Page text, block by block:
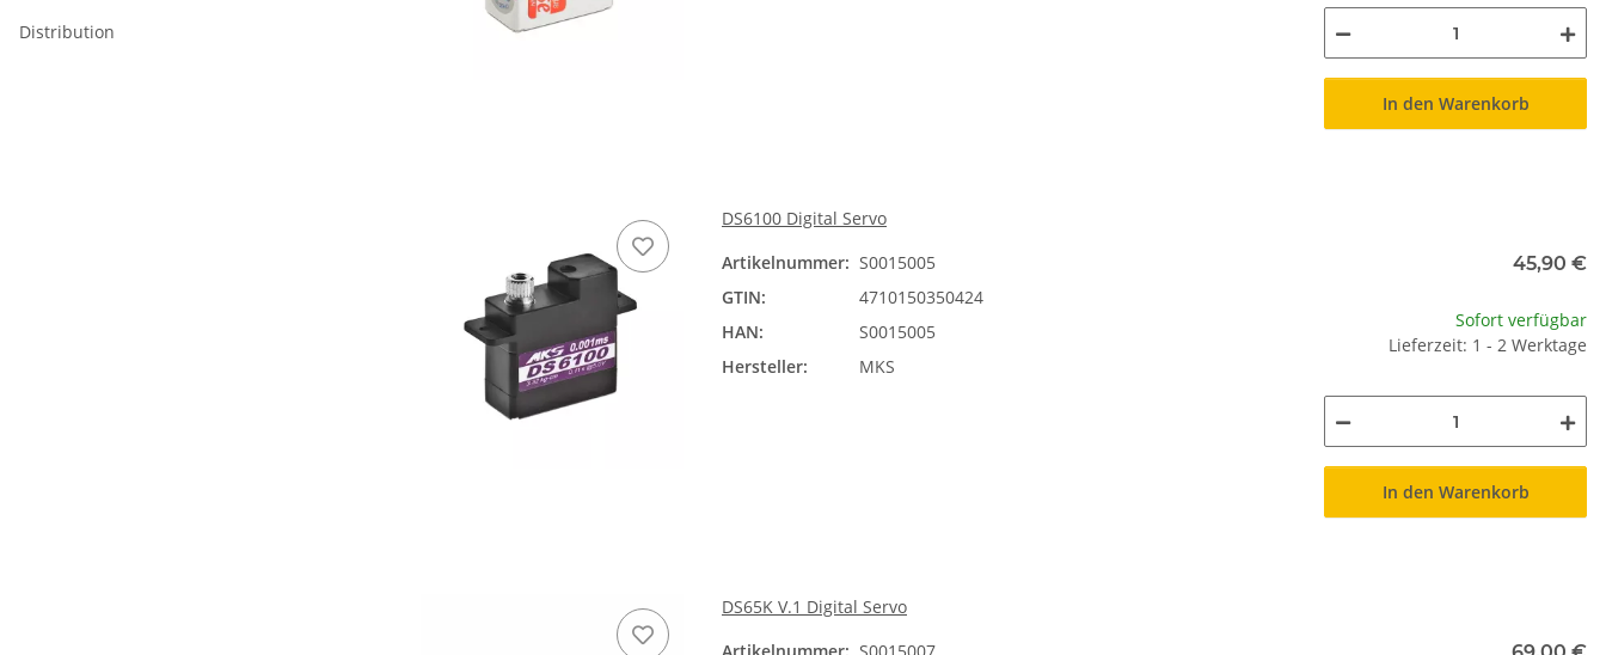
In den Warenkorb
DS6100 Digital Servo
Artikelnummer: S0015005
GTIN:
4710150350424
HAN:
S0015005
Hersteller:
MKS
45,90 €
Sofort verfügbar
Lieferzeit: 1 - 2 Werktage
In den Warenkorb
DS65K V.1 Digital Servo
Distribution